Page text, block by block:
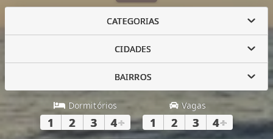
CATEGORIAS
CIDADES
BAIRROS
Dormitórios
1 2 3 4+
Vagas
1 2 3 4+